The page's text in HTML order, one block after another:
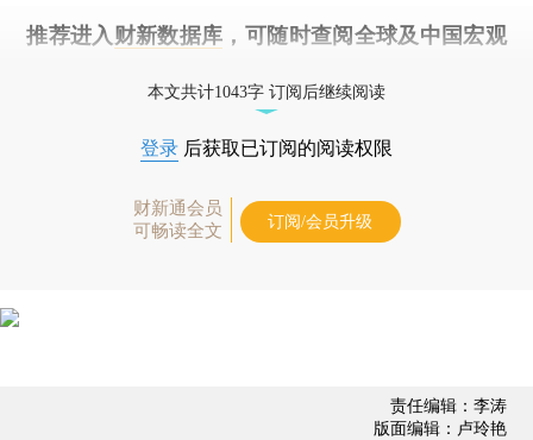
推荐进入 财新数据库 ，可随时查阅全球及中国宏观
本文共计1043字 订阅后继续阅读
登录 后获取已订阅的阅读权限
财新通会员
可畅读全文
订阅/会员升级
责任编辑：李涛
版面编辑：卢玲艳